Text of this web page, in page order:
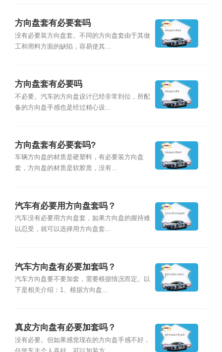
方向盘套有必要套吗
没有必要装方向盘套。不同的方向盘套由于其做
工和用料方面的缺陷，容易使其...
方向盘套有必要吗
不必要。汽车的方向盘设计已经非常到位，所配
备的方向盘手感也是经过精心设...
方向盘套有必要套吗?
车辆方向盘的材质是硬塑料，有必要装方向盘
套，方向盘的材质是软胶质，没有...
汽车有必要用方向盘套吗？
汽车没有必要用方向盘套，如果方向盘的握持难
以忍受，就可以选择用方向盘套...
汽车方向盘有必要加套吗？
汽车方向盘要不要加套，需要根据情况而定。以
下是相关介绍：1、根据方向盘...
真皮方向盘有必要加套吗？
没有必要。但如果感觉现在的方向盘手感不好，